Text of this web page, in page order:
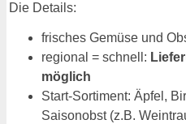
Die Details:
frisches Gemüse und
regional = schnell:
möglich
Start-Sortiment: Äpfel,
Saisonobst (z.B.